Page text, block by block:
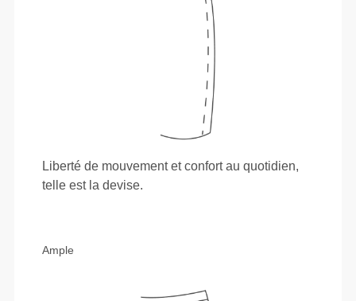
Liberté de mouvement et confort au quotidien,
telle est la devise.
Ample